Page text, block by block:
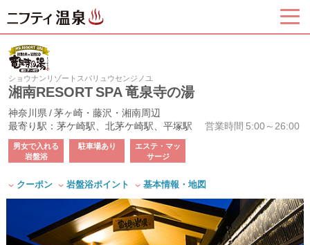
ショウナンリゾートスパリュウセンジノユ
湘南RESORT SPA 竜泉寺の湯
神奈川県 / 茅ヶ崎・藤沢・湘南周辺
最寄り駅：茅ケ崎駅、北茅ケ崎駅、平塚駅
営業時間 5:00～26:00
男女で入れる
岩盤浴
駐車場あり
エステ・マッ
サージ
クーポン 岩盤浴ポイント 基本情報・地図